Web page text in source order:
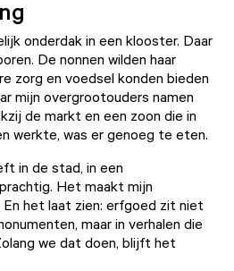
onderdak in een klooster. Daar
De nonnen wilden haar
zorg en voedsel konden bieden
mijn overgrootouders namen
de markt en een zoon die in
werkte, was er genoeg te eten.
in de stad, in een
Het maakt mijn
het laat zien: erfgoed zit niet
maar in verhalen die
we dat doen, blijft het